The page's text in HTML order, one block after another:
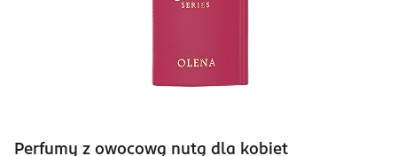
Perfumy z owocową nutą dla kobiet